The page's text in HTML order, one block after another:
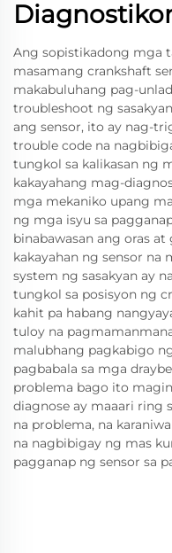
Ang sopistikadong mga
masamang crankshaft
makabuluhang pag-
troubleshoot ng
ang sensor, ito ay nag-
trouble code na
tungkol sa kalikasan ng
kakayahang mag-
mga mekaniko upang
ng mga isyu sa
binabawasan ang oras
kakayahan ng sensor na
system ng sasakyan ay
tungkol sa posisyon ng
kahit pa habang
tuloy na
malubhang pagkabigo
pagbabala sa mga
problema bago ito
diagnose ay maaari ring
na problema, na
na nagbibigay ng mas
pagganap ng sensor sa